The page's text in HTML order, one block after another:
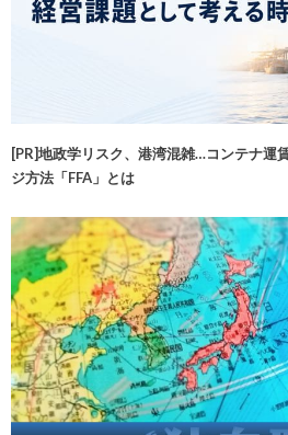
[PR]地政学リスク、港湾混雑…コンテナ運
ジ方法「FFA」とは